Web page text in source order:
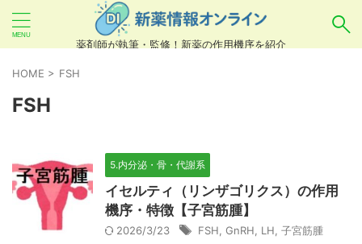
薬剤師が執筆・監修！新薬の作用機序を紹介
ていませんので、製品名・一般名・キーワードな
どをカタカナ
でご入力ください。
良い例：テセントリク
悪い例：てせんとりく テセンタリク
HOME > FSH
FSH
5.内分泌・骨・代謝系
イセルティ（リンザゴリクス）の作用
機序・特徴【子宮筋腫】
2026/3/23 FSH GnRH LH 子宮筋腫